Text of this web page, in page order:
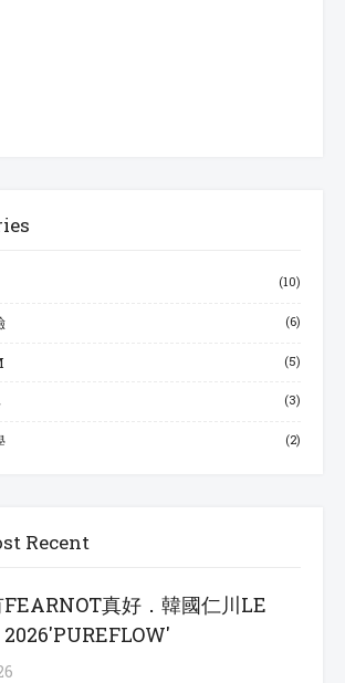
(10)
(6)
(5)
(3)
(2)
Recent
真好．韓國仁川LE